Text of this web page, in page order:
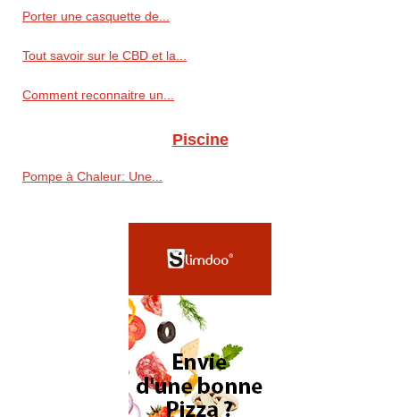
Porter une casquette de...
Tout savoir sur le CBD et la...
Comment reconnaitre un...
Piscine
Pompe à Chaleur: Une...